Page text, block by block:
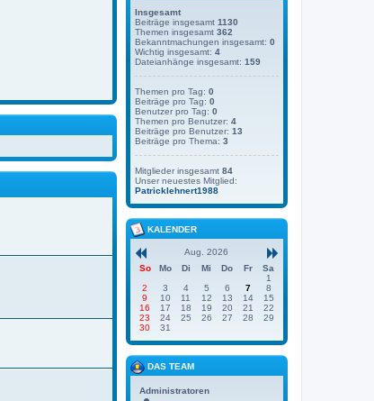
Insgesamt
Beiträge insgesamt 1130
Themen insgesamt 362
Bekanntmachungen insgesamt: 0
Wichtig insgesamt: 4
Dateianhänge insgesamt: 159
Themen pro Tag: 0
Beiträge pro Tag: 0
Benutzer pro Tag: 0
Themen pro Benutzer: 4
Beiträge pro Benutzer: 13
Beiträge pro Thema: 3
Mitglieder insgesamt 84
Unser neuestes Mitglied:
Patricklehnert1988
KALENDER
Aug. 2026
So
Mo Di Mi Do Fr
Sa
1
2
3 4 5 6 7
8
9
10 11 12 13 14
15
16
17 18 19 20 21
22
23
24 25 26 27 28
29
30
31
DAS TEAM
Administratoren